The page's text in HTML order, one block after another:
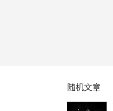
随机文章